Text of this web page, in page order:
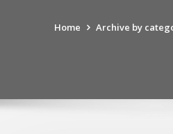
Home Archive by